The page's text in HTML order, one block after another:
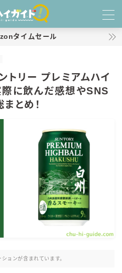
タイムセール
トリー プレミアムハイ
際に飲んだ感想やSNS
とめ！
ョンが含まれています。